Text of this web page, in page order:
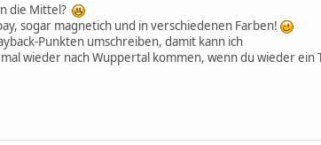
die Mittel?
sogar magnetich und in verschiedenen Farben!
Punkten umschreiben, damit kann ich
wieder nach Wuppertal kommen, wenn du wieder